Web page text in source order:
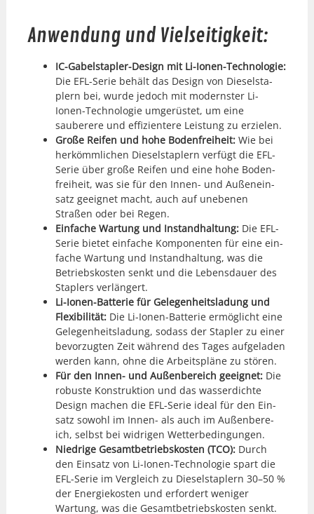
Anwendung und Vielseitigkeit:
IC-Gabel­sta­pler-Design mit Li-Ionen-Tech­nolo­gie:
Die EFL-Serie behält das Design von Diesel­sta­
plern bei, wurde jedoch mit mod­ern­ster Li-
Ionen-Tech­nolo­gie umgerüstet, um eine
sauberere und effizien­tere Leis­tung zu erzie­len.
Große Reifen und hohe Boden­frei­heit: Wie bei
herkömm­lichen Diesel­sta­plern ver­fügt die EFL-
Serie über große Reifen und eine hohe Boden­
frei­heit, was sie für den Innen- und Außenein­
satz geeignet macht, auch auf unebe­nen
Straßen oder bei Regen.
Ein­fache Wartung und Instand­hal­tung: Die EFL-
Serie bietet ein­fache Kom­po­nen­ten für eine ein­
fache Wartung und Instand­hal­tung, was die
Betrieb­skosten senkt und die Lebens­dauer des
Sta­plers ver­längert.
Li-Ionen-Bat­terie für Gele­gen­heit­sladung und
Flex­i­bil­ität: Die Li-Ionen-Bat­terie ermöglicht eine
Gele­gen­heit­sladung, sodass der Sta­pler zu ein­er
bevorzugten Zeit während des Tages aufge­laden
wer­den kann, ohne die Arbeit­spläne zu stören.
Für den Innen- und Außen­bere­ich geeignet: Die
robuste Kon­struk­tion und das wasserdichte
Design machen die EFL-Serie ide­al für den Ein­
satz sowohl im Innen- als auch im Außen­bere­
ich, selb­st bei widri­gen Wet­terbe­din­gun­gen.
Niedrige Gesamt­be­trieb­skosten (TCO): Durch
den Ein­satz von Li-Ionen-Tech­nolo­gie spart die
EFL-Serie im Ver­gle­ich zu Diesel­sta­plern 30–50 %
der Energiekosten und erfordert weniger
Wartung, was die Gesamt­be­trieb­skosten senkt.